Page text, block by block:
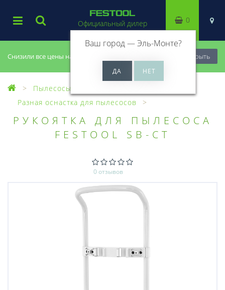
Снизили все цены на 20%, успей купить! Закрыть
Официальный дилер
Ваш город —Эль-Монте?
0
Пылесосы
Разная оснастка для пылесосов
РУКОЯТКА ДЛЯ ПЫЛЕСОСА
FESTOOL SB-CT
0 отзывов